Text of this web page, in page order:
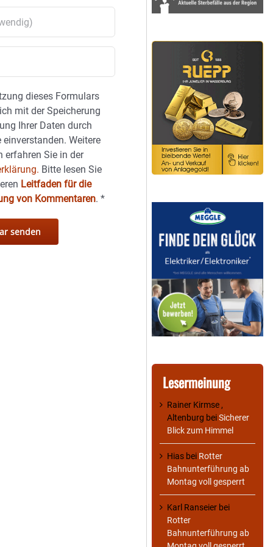
dieses Formulars
mit der Speicherung
Ihrer Daten durch
einverstanden. Weitere
erfahren Sie in der
Bitte lesen Sie
Leitfaden für die
von Kommentaren.*
Lesermeinung
Rainer Kirmse ,
Altenburg beiSicherer
Blick zum Himmel
Hias bei Rotter
Bahnunterführung ab
Montag voll gesperrt
Karl Ranseier bei
Rotter
Bahnunterführung ab